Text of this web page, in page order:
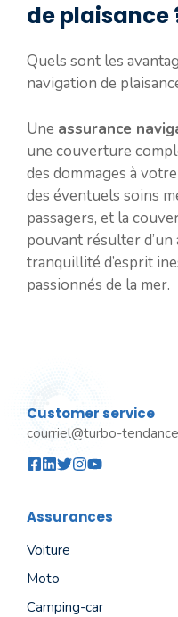
de plaisance
Quels sont les
navigation de
Une assurance
une couverture
des dommages à
des éventuels soins
passagers, et la
pouvant résulter d’un
tranquillité d’esprit
passionnés de la mer.
Customer service
courriel@turbo-
Assurances
Voiture
Moto
Camping-car